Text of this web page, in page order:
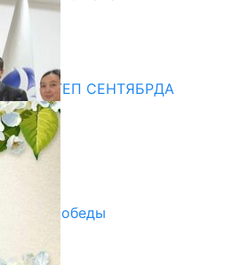
МЕКТЕП СЕНТЯБРДА
сөзү
Дня Победы